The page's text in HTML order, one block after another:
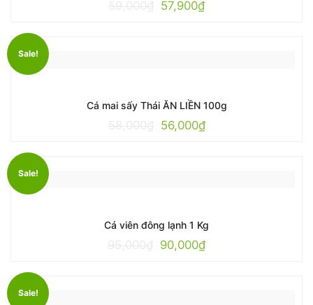
57,900₫
Sale!
Cá mai sấy Thái ĂN LIỀN 100g
56,000₫
Sale!
Cá viên đông lạnh 1 Kg
90,000₫
Sale!